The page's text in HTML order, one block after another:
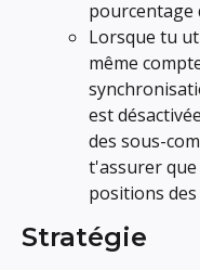
pourcentage
Lorsque tu
même
est
des sous-
t'assurer
positions
Stratégie